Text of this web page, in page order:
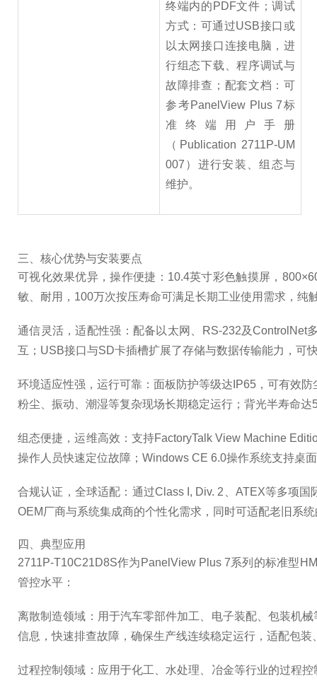
终端内的PDF文件；调试
方式：可通过USB接口或
以太网接口连接电脑，进
行组态下载、程序调试与
故障排查；配套文档：可
参考PanelView Plus 7标
准终端用户手册
（Publication 2711P-UM
007）进行安装、组态与
维护。
三、核心优势与安装要点
可视化效果优异，操作便捷：10.4英寸彩色触摸屏，
敏、耐用，100万次按压寿命可满足长期工业使用需求，
通信灵活，适配性强：配备以太网、RS-232及ControlNet
互；USB接口与SD卡插槽扩展了存储与数据传输能力，可
环境适应性强，运行可靠：面板防护等级达IP65，可有效
粉尘、振动、潮湿等复杂现场长期稳定运行；背光半寿命
组态便捷，运维高效：支持FactoryTalk View Machine
操作人员快速定位故障；Windows CE 6.0操作系统支持桌
合规认证，全球适配：通过Class I, Div. 2、ATEX等多项
OEM厂商与系统集成商的个性化需求，同时可适配老旧系
四、典型应用
2711P-T10C21D8S作为PanelView Plus 7系列的标准型
管控水平：
离散制造领域：用于汽车零部件加工、电子装配、包装机
信息，快速排查故障，确保生产线连续稳定运行，适配包
过程控制领域：应用于化工、水处理、冶金等行业的过程